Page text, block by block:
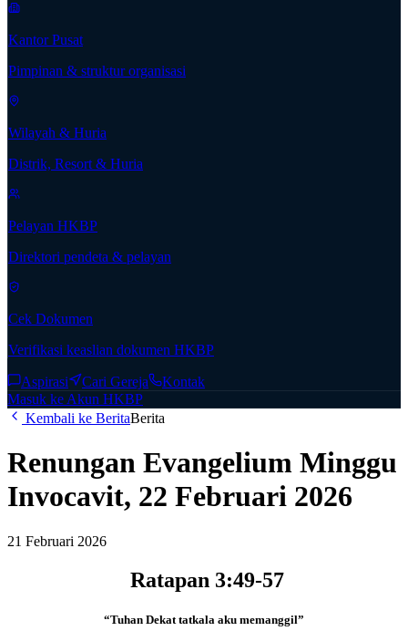
Kantor Pusat
Pimpinan & struktur organisasi
Wilayah & Huria
Distrik, Resort & Huria
Pelayan HKBP
Direktori pendeta & pelayan
Cek Dokumen
Verifikasi keaslian dokumen HKBP
Aspirasi Cari Gereja
Kontak
Masuk ke Akun HKBP
Kembali ke BeritaBerita
Renungan Evangelium Minggu
Invocavit, 22 Februari 2026
21 Februari 2026
Ratapan 3:49-57
“Tuhan Dekat tatkala aku memanggil”